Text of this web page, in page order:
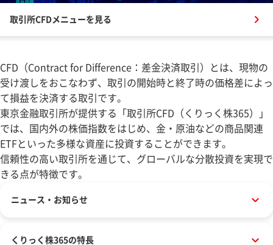
CFD（Contract for Difference：差金決済取引）とは、現物の
受け渡しをおこなわず、取引の開始時と終了時の価格差によっ
て損益を決済する取引です。
東京金融取引所が提供する「取引所CFD（くりっく株365）」
では、国内外の株価指数をはじめ、金・原油などの商品関連
ETFといった多様な資産に投資することができます。
信頼性の高い取引所を通じて、グローバルな分散投資を実現で
きる点が特徴です。
ニュース・お知らせ
くりっく株365の特長
取引所CFDメニューを見る